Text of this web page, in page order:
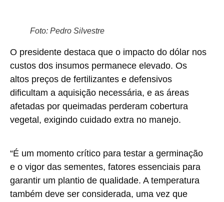
Foto: Pedro Silvestre
O presidente destaca que o impacto do dólar nos
custos dos insumos permanece elevado. Os
altos preços de fertilizantes e defensivos
dificultam a aquisição necessária, e as áreas
afetadas por queimadas perderam cobertura
vegetal, exigindo cuidado extra no manejo.
“É um momento crítico para testar a germinação
e o vigor das sementes, fatores essenciais para
garantir um plantio de qualidade. A temperatura
também deve ser considerada, uma vez que